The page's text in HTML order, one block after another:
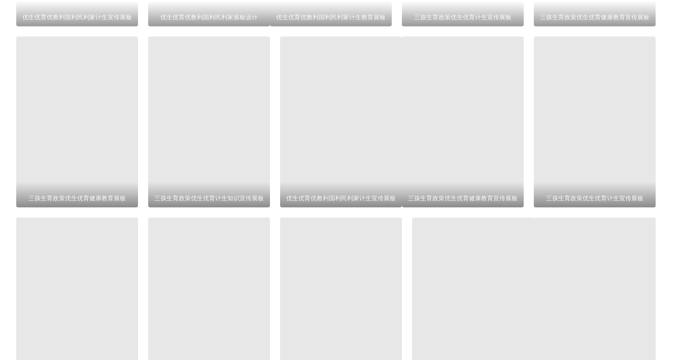
优生优育优教利国利民利家计生宣传展板 优生优育优教利国利民利家展板设计 优生优育优教利国利民利家计生教育展板 三孩生育政策优生优育计生宣传展板 三孩生育政策优生优育健康教育宣传展板
三孩生育政策优生优育健康教育展板 三孩生育政策优生优育计生知识宣传展板 优生优育优教利国利民利家计生宣传展板 三孩生育政策优生优育健康教育宣传展板 三孩生育政策优生优育计生宣传展板